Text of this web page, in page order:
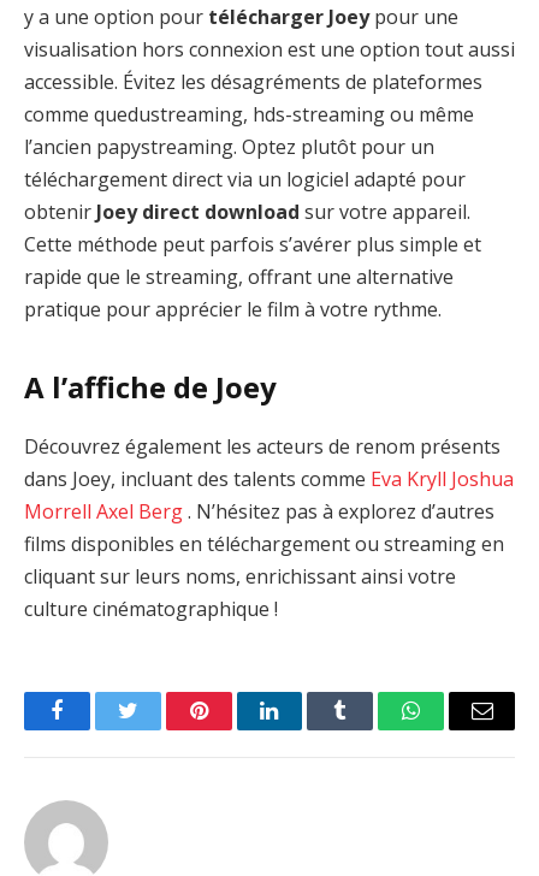
y a une option pour télécharger Joeypour une
visualisation hors connexion est une option tout aussi
accessible. Évitez les désagréments de plateformes
comme quedustreaming, hds-streaming ou même
l’ancien papystreaming. Optez plutôt pour un
téléchargement direct via un logiciel adapté pour
obtenir Joey direct download sur votre appareil.
Cette méthode peut parfois s’avérer plus simple et
rapide que le streaming, offrant une alternative
pratique pour apprécier le film à votre rythme.
A l’affiche de Joey
Découvrez également les acteurs de renom présents
dans Joey, incluant des talents comme Eva Kryll Joshua
Morrell Axel Berg. N’hésitez pas à explorez d’autres
films disponibles en téléchargement ou streaming en
cliquant sur leurs noms, enrichissant ainsi votre
culture cinématographique !
FacebookTwitter PinterestLinkedInTumblr WhatsAppEmail